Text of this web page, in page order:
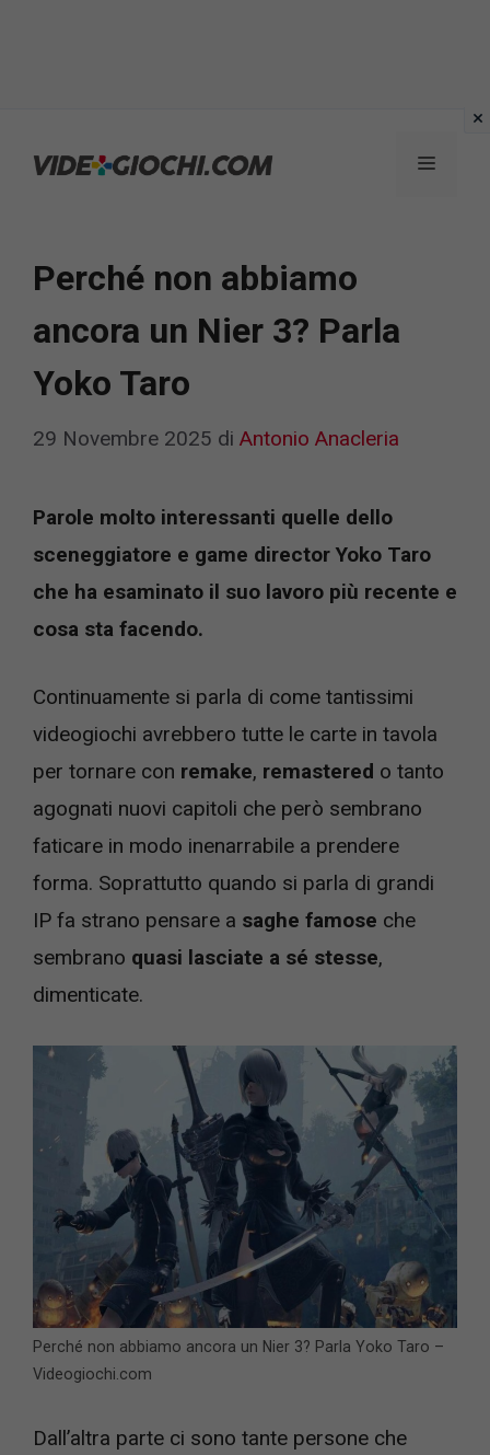
Menu
Perché non abbiamo
ancora un Nier 3? Parla
Yoko Taro
29 Novembre 2025 di Antonio Anacleria
Parole molto interessanti quelle dello
sceneggiatore e game director Yoko Taro
che ha esaminato il suo lavoro più recente e
cosa sta facendo.
Continuamente si parla di come tantissimi
videogiochi avrebbero tutte le carte in tavola
per tornare con remake, remastered o tanto
agognati nuovi capitoli che però sembrano
faticare in modo inenarrabile a prendere
forma. Soprattutto quando si parla di grandi
IP fa strano pensare a saghe famose che
sembrano quasi lasciate a sé stesse,
dimenticate.
Perché non abbiamo ancora un Nier 3? Parla Yoko Taro –
Videogiochi.com
Dall’altra parte ci sono tante persone che